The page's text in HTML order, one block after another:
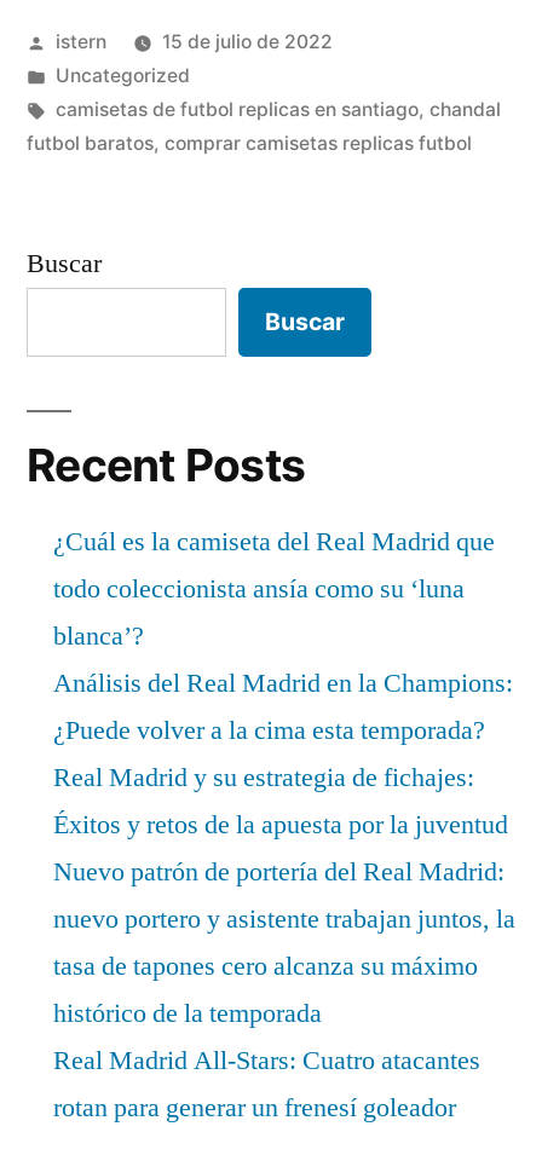
salada»
Publicado
por
istern
15 de julio de 2022
Publicado
en
Uncategorized
Etiquetas:
camisetas de futbol replicas en santiago, chandal
futbol baratos, comprar camisetas replicas futbol
Buscar
Buscar
Recent Posts
¿Cuál es la camiseta del Real Madrid que
todo coleccionista ansía como su ‘luna
blanca’?
Análisis del Real Madrid en la Champions:
¿Puede volver a la cima esta temporada?
Real Madrid y su estrategia de fichajes:
Éxitos y retos de la apuesta por la juventud
Nuevo patrón de portería del Real Madrid:
nuevo portero y asistente trabajan juntos, la
tasa de tapones cero alcanza su máximo
histórico de la temporada
Real Madrid All-Stars: Cuatro atacantes
rotan para generar un frenesí goleador